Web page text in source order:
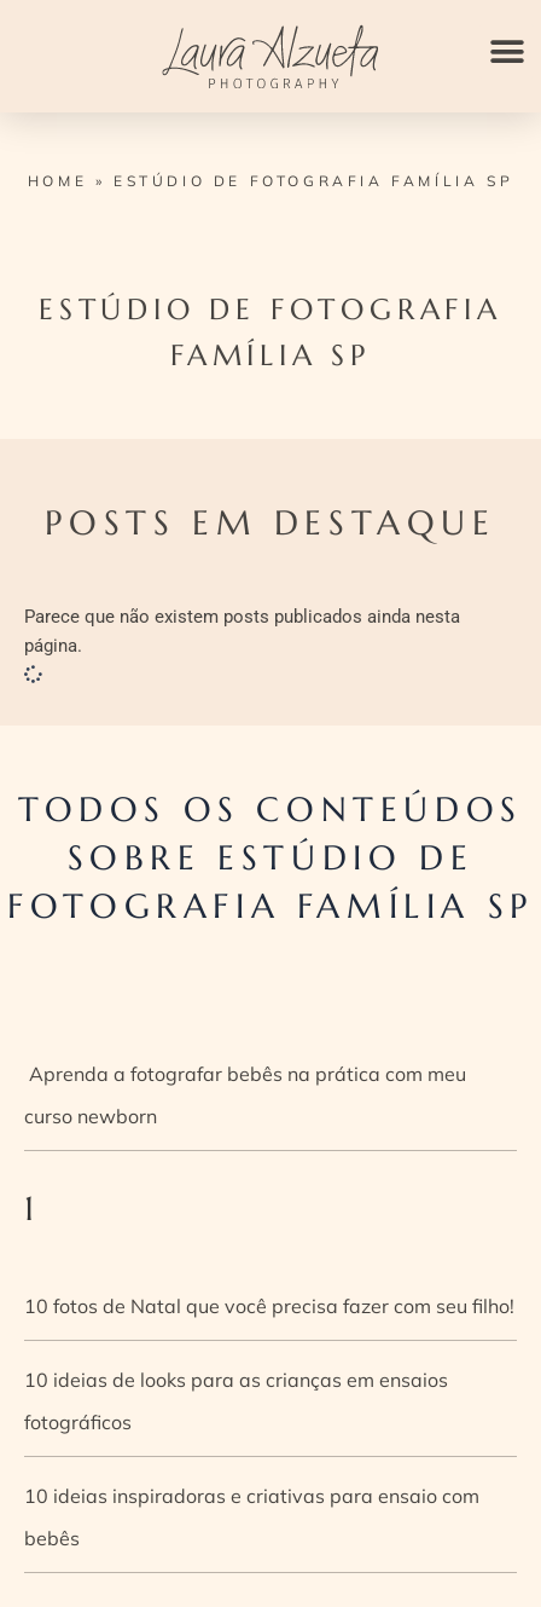
HOME » ESTÚDIO DE FOTOGRAFIA FAMÍLIA SP
ESTÚDIO DE FOTOGRAFIA
FAMÍLIA SP
POSTS EM DESTAQUE
Parece que não existem posts publicados ainda nesta
página.
TODOS OS CONTEÚDOS
SOBRE ESTÚDIO DE
FOTOGRAFIA FAMÍLIA SP
Aprenda a fotografar bebês na prática com meu
curso newborn
1
10 fotos de Natal que você precisa fazer com seu filho!
10 ideias de looks para as crianças em ensaios
fotográficos
10 ideias inspiradoras e criativas para ensaio com
bebês